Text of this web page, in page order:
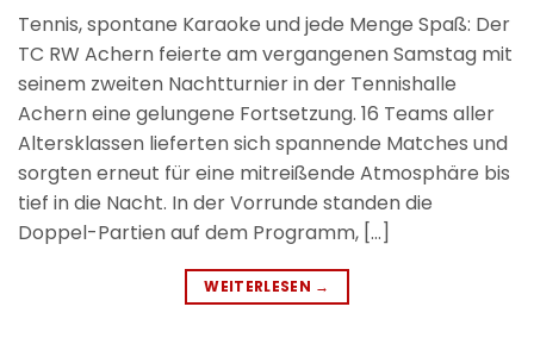
Tennis, spontane Karaoke und jede Menge Spaß: Der
TC RW Achern feierte am vergangenen Samstag mit
seinem zweiten Nachtturnier in der Tennishalle
Achern eine gelungene Fortsetzung. 16 Teams aller
Altersklassen lieferten sich spannende Matches und
sorgten erneut für eine mitreißende Atmosphäre bis
tief in die Nacht. In der Vorrunde standen die
Doppel-Partien auf dem Programm, […]
WEITERLESEN →